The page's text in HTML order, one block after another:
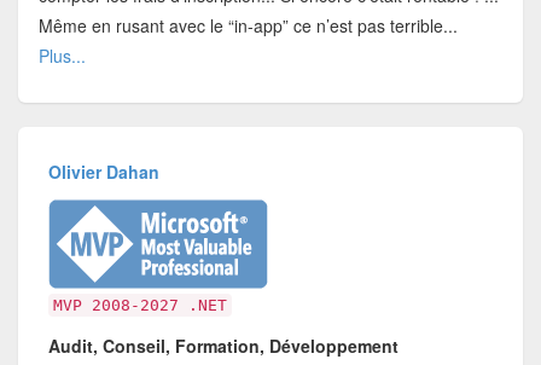
Même en rusant avec le “in-app” ce n’est pas terrible...
Plus...
Olivier Dahan
MVP 2008-2027 .NET
Audit, Conseil, Formation, Développement